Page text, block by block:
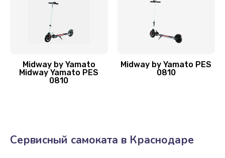
Midway by Yamato
Midway Yamato PES
0810
Midway by Yamato PES
0810
Сервисный самоката в Краснодаре